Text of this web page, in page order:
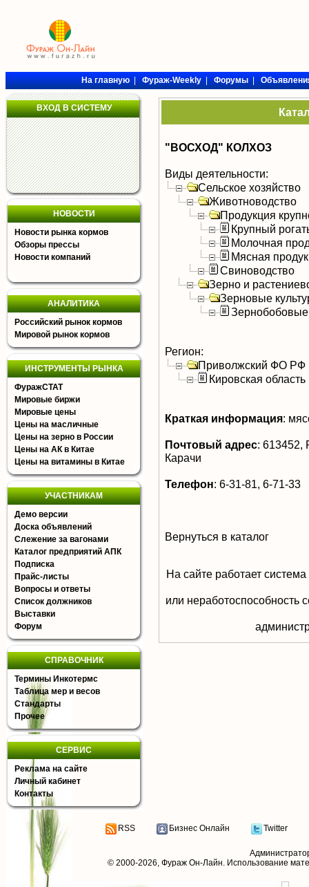
На главную|Фураж-Weekly|Форумы|
ВХОД В СИСТЕМУ
НОВОСТИ
Новости рынка кормов
Обзоры прессы
Новости компаний
АНАЛИТИКА
Российский рынок кормов
Мировой рынок кормов
ИНСТРУМЕНТЫ РЫНКА
ФуражСТАТ
Мировые биржи
Мировые цены
Цены на масличные
Цены на зерно в России
Цены на АК в Китае
Цены на витамины в Китае
УЧАСТНИКАМ
Демо версии
Доска объявлений
Слежение за вагонами
Каталог предприятий АПК
Подписка
Прайс-листы
Вопросы и ответы
Список должников
Выставки
Форум
СПРАВОЧНИК
Термины Инкотермс
Таблица мер и весов
Стандарты
Прочее
СЕРВИС
Реклама на сайте
Личный кабинет
Контакты
"ВОСХОД" КОЛХОЗ
Виды деятельности:
Сельское хозяйство
Животноводство
Продукция
Крупный
Молочная
Мясная
Свиноводство
Зерно и
Зерновые
Зернобобовые
Регион:
Приволжский ФО РФ
Кировская область
Краткая информация:
Почтовый адрес: 613452,
Карачи
Телефон: 6-31-81, 6-71-33
Вернуться в каталог
На сайте работает
или неработоспособность
RSS Бизнес Онлайн Twitter
© 2000-2026, Фураж Он-Лайн. Использование